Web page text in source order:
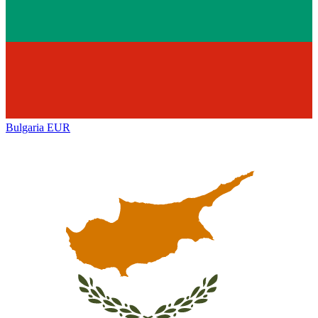
Bulgaria EUR